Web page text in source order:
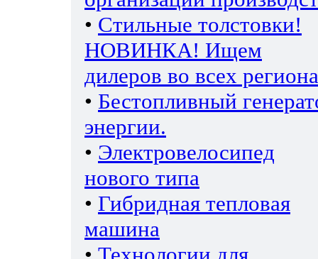
• Стильные толстовки!
НОВИНКА! Ищем
дилеров во всех
• Бестопливный
энергии.
• Электровелосипед
нового типа
• Гибридная тепловая
машина